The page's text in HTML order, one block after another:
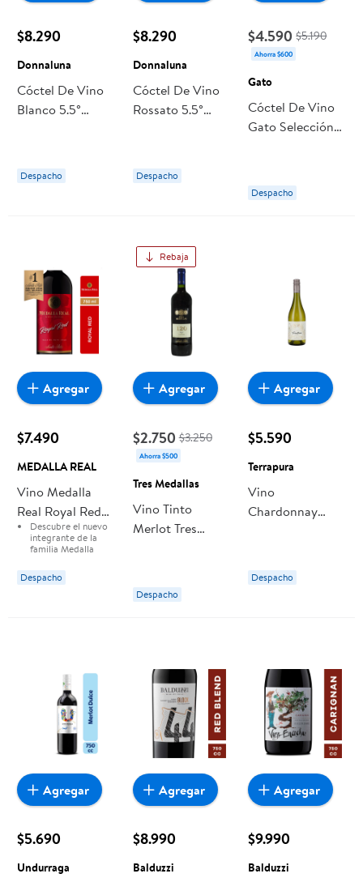
$8.290
Donnaluna
Cóctel De Vino
Blanco 5.5°
Despacho
$8.290
Donnaluna
Cóctel De Vino
Rossato 5.5°
Despacho
$4.590 $5.190
Ahorra $600
Gato
Cóctel De Vino
Gato Selección
Despacho
$7.490
MEDALLA REAL
Vino Medalla
Real Royal Red
750 Cc
Descubre el nuevo
integrante de la
familia Medalla
nuevo Royal Red.
Un blend del
Franc envejecidas
en barricas de
roble por 8 meses.
Este vino es
perfecto para tus
ocasiones
especiales. Tiene un
perfil más fresco y
Combina muy bien
con carnes rojas,
asados, guisos,
pastas o lo que se
Marca:
REAL
Despacho
Agregar
Rebaja
$2.750 $3.250
Ahorra $500
Tres Medallas
Vino Tinto
Merlot Tres
Botella
Despacho
Agregar
$5.590
Terrapura
Vino
Chardonnay
Despacho
Agregar
$5.690
Undurraga
Agregar
$8.990
Balduzzi
Agregar
$9.990
Balduzzi
Agregar